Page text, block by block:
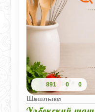
891 0 0
Шашлыки